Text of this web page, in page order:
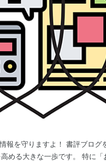
報を守りますよ！ 書評ブログ
める大きな一歩です。 特に